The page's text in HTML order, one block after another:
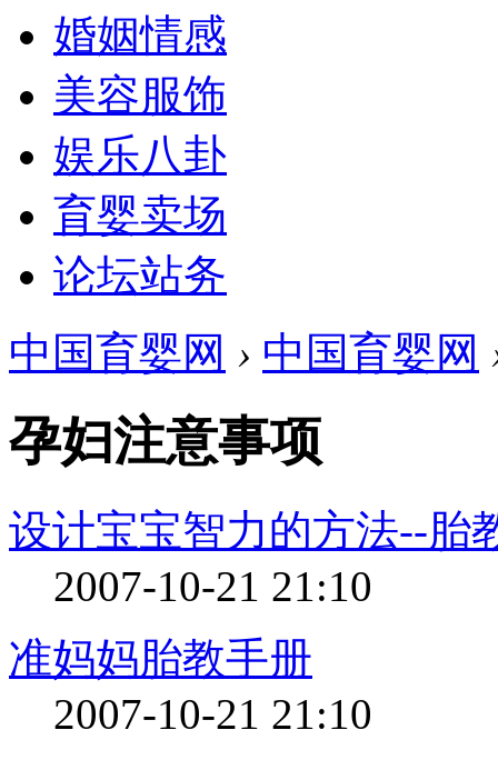
婚姻情感
美容服饰
娱乐八卦
育婴卖场
论坛站务
中国育婴网 › 中国育婴网
孕妇注意事项
设计宝宝智力的方法--胎
2007-10-21 21:10
准妈妈胎教手册
2007-10-21 21:10